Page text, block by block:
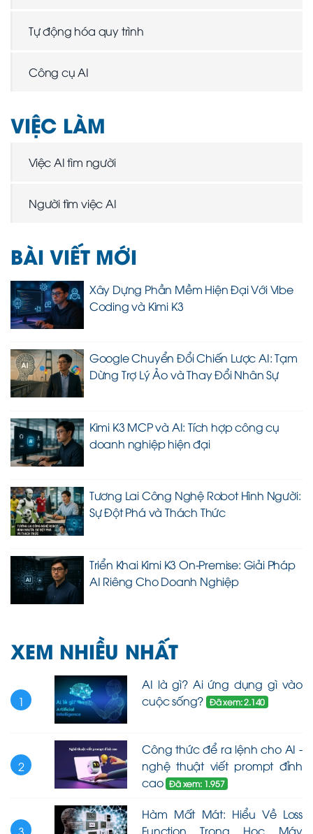
Tự động hóa quy trình
Công cụ AI
VIỆC LÀM
Việc AI tìm người
Người tìm việc AI
BÀI VIẾT MỚI
Xây Dựng Phần Mềm Hiện Đại Với Vibe
Coding và Kimi K3
Google Chuyển Đổi Chiến Lược AI: Tạm
Dừng Trợ Lý Ảo và Thay Đổi Nhân Sự
Kimi K3 MCP và AI: Tích hợp công cụ
doanh nghiệp hiện đại
Tương Lai Công Nghệ Robot Hình Người:
Sự Đột Phá và Thách Thức
Triển Khai Kimi K3 On-Premise: Giải Pháp
AI Riêng Cho Doanh Nghiệp
XEM NHIỀU NHẤT
1
AI là gì? Ai ứng dụng gì vào
cuộc sống? Đã xem: 2.140
2
Công thức để ra lệnh cho AI -
nghệ thuật viết prompt đỉnh
cao Đã xem: 1.957
Hàm Mất Mát: Hiểu Về Loss
Function Trong Học Máy